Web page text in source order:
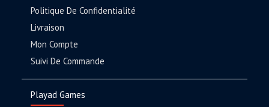
Politique De Confidentialité
Livraison
Mon Compte
Suivi De Commande
Playad Games